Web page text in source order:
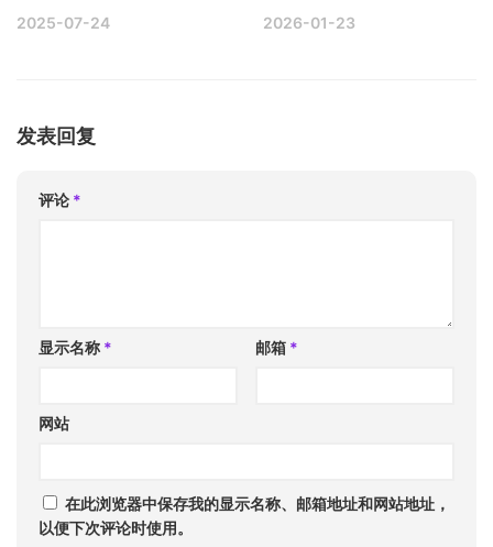
2025-07-24 2026-01-23
发表回复
评论 *
显示名称 * 邮箱 *
网站
在此浏览器中保存我的显示名称、邮箱地址和网站地址，
以便下次评论时使用。